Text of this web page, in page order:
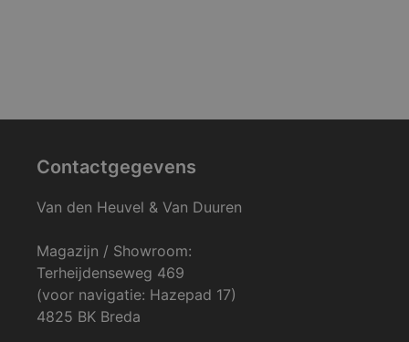
Contactgegevens
Van den Heuvel & Van Duuren
Magazijn / Showroom:
Terheijdenseweg 469
(voor navigatie: Hazepad 17)
4825 BK Breda